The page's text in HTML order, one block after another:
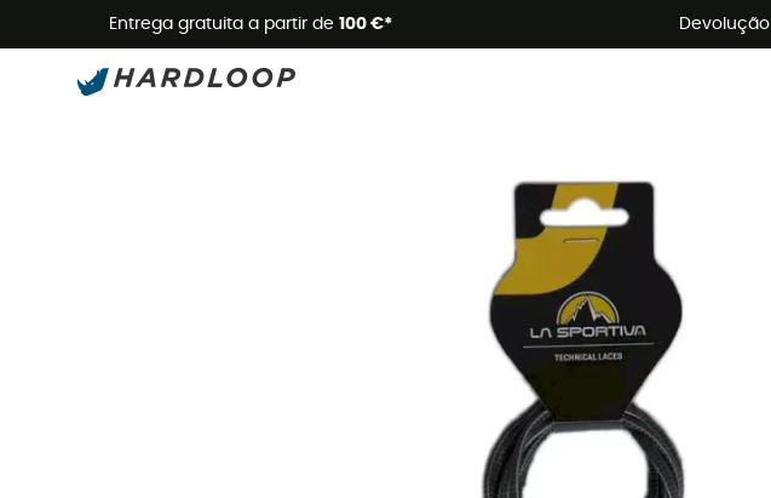
Entrega gratuita a partir de 100 €* Promoções de verão 🔥 -5%